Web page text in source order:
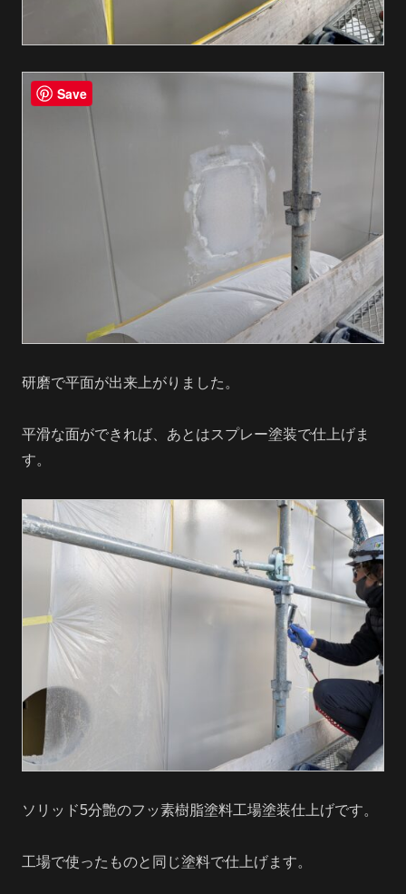
研磨で平面が出来上がりました。
平滑な面ができれば、あとはスプレー塗装で仕上げま
す。
ソリッド5分艶のフッ素樹脂塗料工場塗装仕上げです。
工場で使ったものと同じ塗料で仕上げます。
Save